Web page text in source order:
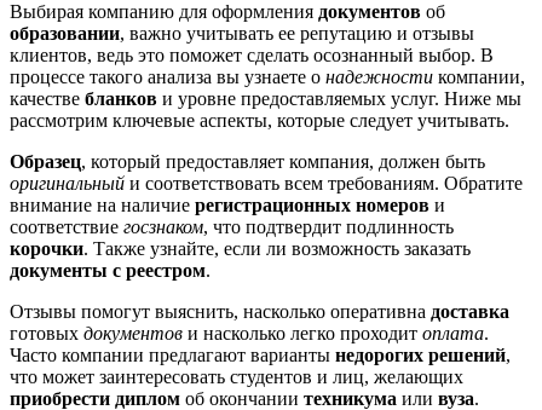
Выбирая компанию для оформления документов об
образовании, важно учитывать ее репутацию и отзывы
клиентов, ведь это поможет сделать осознанный выбор. В
процессе такого анализа вы узнаете о надежности компании,
качестве бланков и уровне предоставляемых услуг. Ниже мы
рассмотрим ключевые аспекты, которые следует учитывать.
Образец, который предоставляет компания, должен быть
оригинальный и соответствовать всем требованиям. Обратите
внимание на наличие регистрационных номеров и
соответствие госзнаком, что подтвердит подлинность
корочки. Также узнайте, если ли возможность заказать
документы с реестром.
Отзывы помогут выяснить, насколько оперативна доставка
готовых документов и насколько легко проходит оплата.
Часто компании предлагают варианты недорогих решений,
что может заинтересовать студентов и лиц, желающих
приобрести диплом об окончании техникума или вуза.